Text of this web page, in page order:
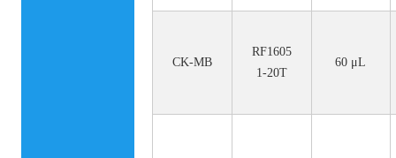
CK-MB
RF1605
1-20T
60 μL